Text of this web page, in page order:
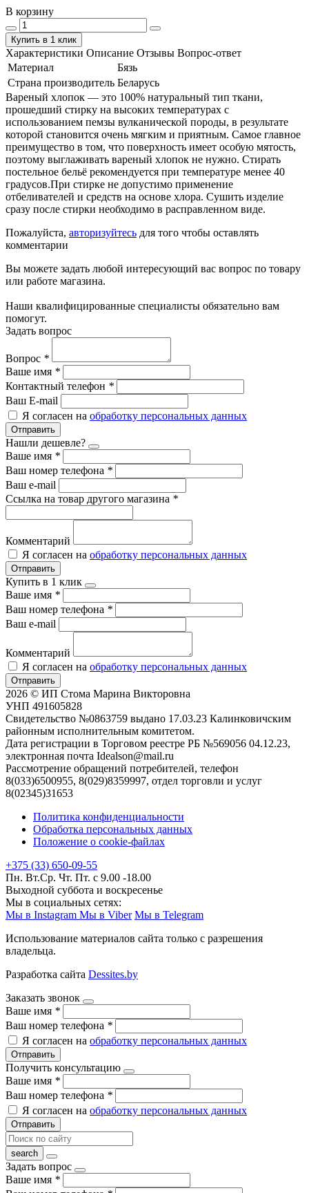
В корзину
Купить в 1 клик
Характеристики Описание Отзывы Вопрос-ответ
Материал
Бязь
Страна производитель Беларусь
Вареный хлопок — это 100% натуральный тип ткани,
прошедший стирку на высоких температурах с
использованием пемзы вулканической породы, в результате
которой становится очень мягким и приятным. Самое главное
преимущество в том, что поверхность имеет особую мятость,
поэтому выглаживать вареный хлопок не нужно. Стирать
постельное бельё рекомендуется при температуре менее 40
градусов.При стирке не допустимо применение
отбеливателей и средств на основе хлора. Сушить изделие
сразу после стирки необходимо в расправленном виде.
Пожалуйста, авторизуйтесь для того чтобы оставлять
комментарии
Вы можете задать любой интересующий вас вопрос по товару
или работе магазина.
Наши квалифицированные специалисты обязательно вам
помогут.
Задать вопрос
Вопрос *
Ваше имя *
Контактный телефон *
Ваш E-mail
Я согласен на обработку персональных данных
Отправить
Нашли дешевле?
Ваше имя *
Ваш номер телефона *
Ваш e-mail
Ссылка на товар другого магазина *
Комментарий
Я согласен на обработку персональных данных
Отправить
Купить в 1 клик
Ваше имя *
Ваш номер телефона *
Ваш e-mail
Комментарий
Я согласен на обработку персональных данных
Отправить
2026 © ИП Стома Марина Викторовна
УНП 491605828
Свидетельство №0863759 выдано 17.03.23 Калинковичским
районным исполнительным комитетом.
Дата регистрации в Торговом реестре РБ №569056 04.12.23,
электронная почта Idealson@mail.ru
Рассмотрение обращений потребителей, телефон
8(033)6500955, 8(029)8359997, отдел торговли и услуг
8(02345)31653
Политика конфиденциальности
Обработка персональных данных
Положение о cookie-файлах
+375 (33) 650-09-55
Пн. Вт.Ср. Чт. Пт. с 9.00 -18.00
Выходной суббота и воскресенье
Мы в социальных сетях:
Мы в Instagram Мы в Viber Мы в Telegram
Использование материалов сайта только с разрешения
владельца.
Разработка сайта Dessites.by
Заказать звонок
Ваше имя *
Ваш номер телефона *
Я согласен на обработку персональных данных
Отправить
Получить консультацию
Ваше имя *
Ваш номер телефона *
Я согласен на обработку персональных данных
Отправить
Задать вопрос
Ваше имя *